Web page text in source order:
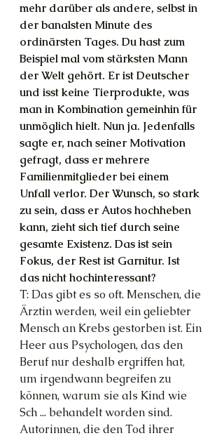
mehr darüber als andere, selbst in
der banalsten Minute des
ordinärsten Tages. Du hast zum
Beispiel mal vom stärksten Mann
der Welt gehört. Er ist Deutscher
und isst keine Tierprodukte, was
man in Kombination gemeinhin für
unmöglich hielt. Nun ja. Jedenfalls
sagte er, nach seiner Motivation
gefragt, dass er mehrere
Familienmitglieder bei einem
Unfall verlor. Der Wunsch, so stark
zu sein, dass er Autos hochheben
kann, zieht sich tief durch seine
gesamte Existenz. Das ist sein
Fokus, der Rest ist Garnitur. Ist
das nicht hochinteressant?
T: Das gibt es so oft. Menschen, die
Ärztin werden, weil ein geliebter
Mensch an Krebs gestorben ist. Ein
Heer aus Psychologen, das den
Beruf nur deshalb ergriffen hat,
um irgendwann begreifen zu
können, warum sie als Kind wie
Sch ... behandelt worden sind.
Autorinnen, die den Tod ihrer